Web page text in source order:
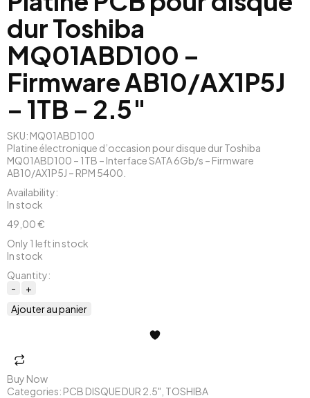
dur Toshiba
MQ01ABD100 –
Firmware AB10/AX1P5J
– 1TB – 2.5″
SKU: MQ01ABD100
Platine électronique d’occasion pour disque dur Toshiba
MQ01ABD100 – 1TB – Interface SATA 6Gb/s – Firmware
AB10/AX1P5J – RPM 5400.
Availability:
In stock
49,00€
Only 1 left in stock
In stock
Quantity:
Ajouter au panier
Buy Now
Categories: PCB DISQUE DUR 2.5" TOSHIBA